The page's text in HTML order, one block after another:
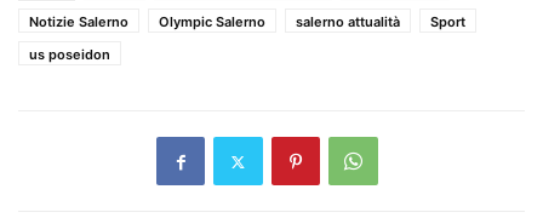
Notizie Salerno
Olympic Salerno salerno attualità
Sport
us poseidon